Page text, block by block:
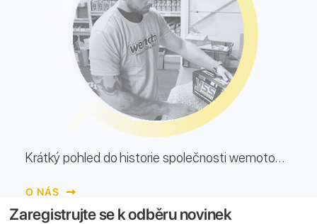
Krátký pohled do historie společnosti wemoto...
O NÁS
Zaregistrujte se k odběru novinek